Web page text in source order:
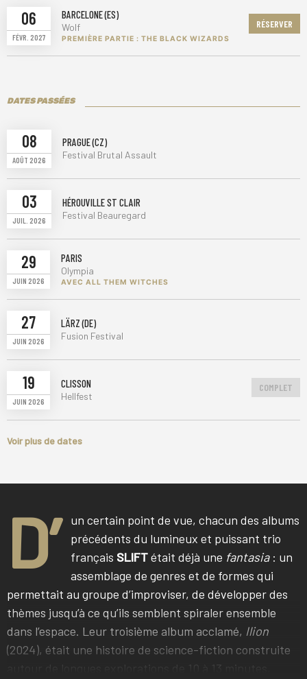
D’
un certain point de vue, chacun des albums
précédents du lumineux et puissant trio
français SLIFTétait déjà une fantasia: un
assemblage de genres et de formes qui
permettait au groupe d’improviser, de développer des
thèmes jusqu’à ce qu’ils semblent spiraler ensemble
dans l’espace. Leur troisième album acclamé, Ilion
(2024), était une histoire de science-fiction construite
autour de longues explorations de 10 à 13 minutes,
06
FÉVR. 2027
BARCELONE (ES)
Wolf
PREMIÈRE PARTIE : THE BLACK WIZARDS
RÉSERVER
DATES PASSÉES
08
AOÛT 2026
PRAGUE (CZ)
Festival Brutal Assault
03
JUIL. 2026
HÉROUVILLE ST CLAIR
Festival Beauregard
29
JUIN 2026
PARIS
Olympia
AVEC ALL THEM WITCHES
27
JUIN 2026
LÄRZ (DE)
Fusion Festival
19
JUIN 2026
CLISSON
Hellfest
COMPLET
Voir plus de dates